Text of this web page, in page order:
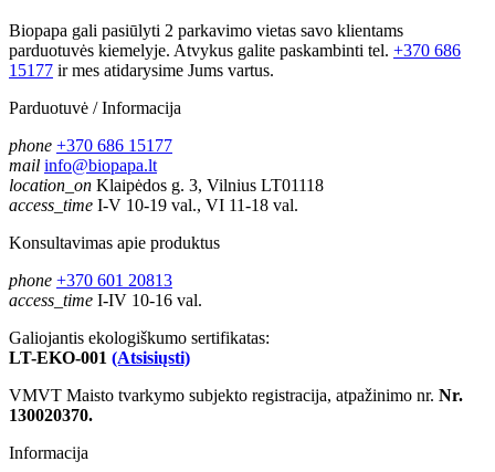
Biopapa gali pasiūlyti 2 parkavimo vietas savo klientams
parduotuvės kiemelyje. Atvykus galite paskambinti tel. +370 686
15177 ir mes atidarysime Jums vartus.
Parduotuvė / Informacija
phone +370 686 15177
mail info@biopapa.lt
location_on Klaipėdos g. 3, Vilnius LT01118
access_time I-V 10-19 val., VI 11-18 val.
Konsultavimas apie produktus
phone +370 601 20813
access_time I-IV 10-16 val.
Galiojantis ekologiškumo sertifikatas:
LT-EKO-001 (Atsisiųsti)
VMVT Maisto tvarkymo subjekto registracija, atpažinimo nr. Nr.
130020370.
Informacija